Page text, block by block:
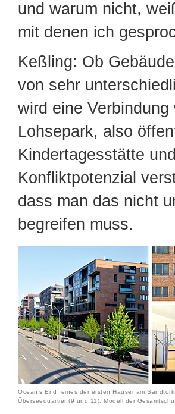
und warum nicht,
mit denen ich
Keßling: Ob
von sehr
wird eine
Lohsepark, also
Kindertagesstätte
Konfliktpotenzial
dass man das nicht
begreifen muss.
Ocean’s End, eines der ersten Häuser am
Überseequartier (9 und 11). Modell der